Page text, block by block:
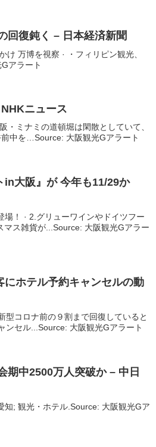
回復鈍く – 日本経済新聞
け 万博を視察 · ・フィリピン観光、
アラート
ニュース
・ミナミの道頓堀は閑散としていて、
中を…Source: 大阪観光Gアラート
in大阪 』が 今年も11/29か
！ · 2.グリューワインやドイツフー
マス雑貨が...Source: 大阪観光Gアラー
にホテル予約キャンセルの動
型コロナ前の９割まで回復していると
ンセル...Source: 大阪観光Gアラート
期中2500万人突破か – 中日
知; 観光・ホテル.Source: 大阪観光Gア